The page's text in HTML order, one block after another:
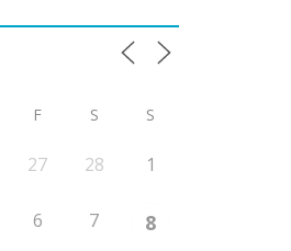
F S S
27 28 1
6 7 8